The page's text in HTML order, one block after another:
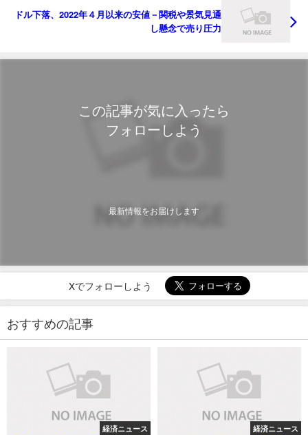
ドル下落、2022年４月以来の安値－関税や景気見通
し懸念で売り圧力
この記事が気に入ったら
フォローしよう
最新情報をお届けします
Xでフォローしよう
おすすめの記事
経済ニュース 経済ニュース